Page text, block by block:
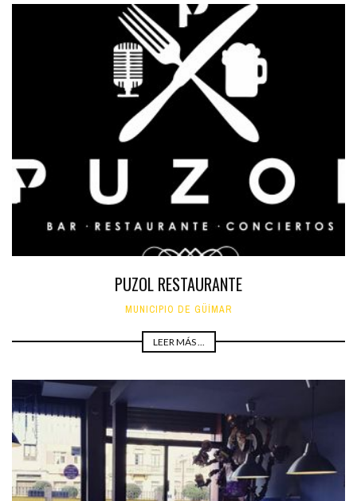
PUZOL RESTAURANTE
MUNICIPIO DE GÜÍMAR
LEER MÁS ...